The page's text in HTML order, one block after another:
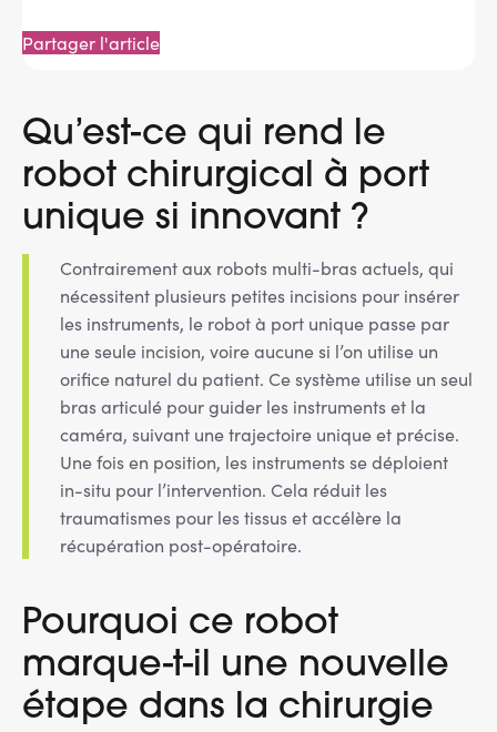
Partager l'article
d'état
Qu’est-ce qui rend le
robot chirurgical à port
unique si innovant ?
Contrairement aux robots multi-bras actuels, qui
nécessitent plusieurs petites incisions pour insérer
les instruments, le robot à port unique passe par
une seule incision, voire aucune si l’on utilise un
orifice naturel du patient. Ce système utilise un seul
bras articulé pour guider les instruments et la
caméra, suivant une trajectoire unique et précise.
Une fois en position, les instruments se déploient
in-situ pour l’intervention. Cela réduit les
traumatismes pour les tissus et accélère la
récupération post-opératoire.
Pourquoi ce robot
marque-t-il une nouvelle
étape dans la chirurgie